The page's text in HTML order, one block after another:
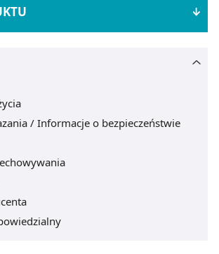
/ Informacje o bezpieczeństwie